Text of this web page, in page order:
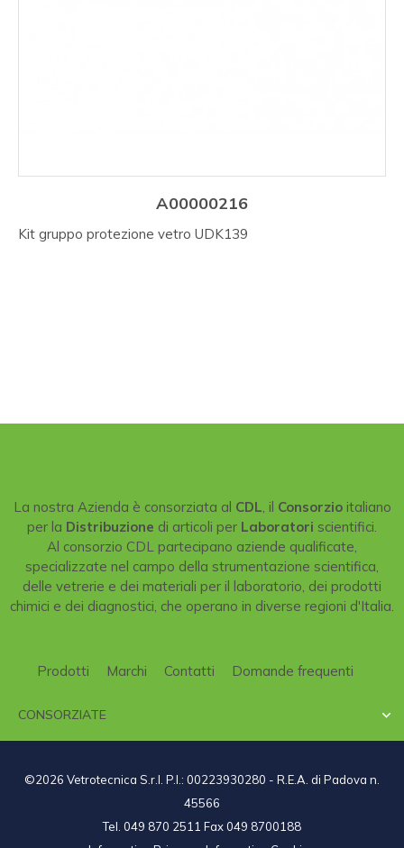
A00000216
Kit gruppo protezione vetro UDK139
La nostra Azienda è consorziata al CDL, il Consorzioitaliano
per la Distribuzione di articoli per Laboratori scientifici.
Al consorzio CDL partecipano aziende qualificate,
specializzate nel campo della strumentazione scientifica,
delle vetrerie e dei materiali per il laboratorio, dei prodotti
chimici e dei diagnostici, che operano in diverse regioni d'Italia.
Prodotti Marchi Contatti Domande frequenti
CONSORZIATE 
©2026 Vetrotecnica S.r.l. P.I.: 00223930280 - R.E.A. di Padova n.
45566
Tel. 049 870 2511 Fax 049 8700188